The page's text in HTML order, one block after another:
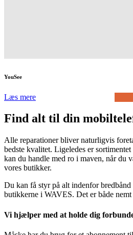
YouSee
Læs mere
Find alt til din
Alle reparationer bliver naturligvis
bedste kvalitet. Ligeledes er
kan du handle med ro i maven, når du
vores butikker.
Du kan få styr på alt indenfor
butikkerne i WAVES. Det er både
Vi hjælper med at holde dig